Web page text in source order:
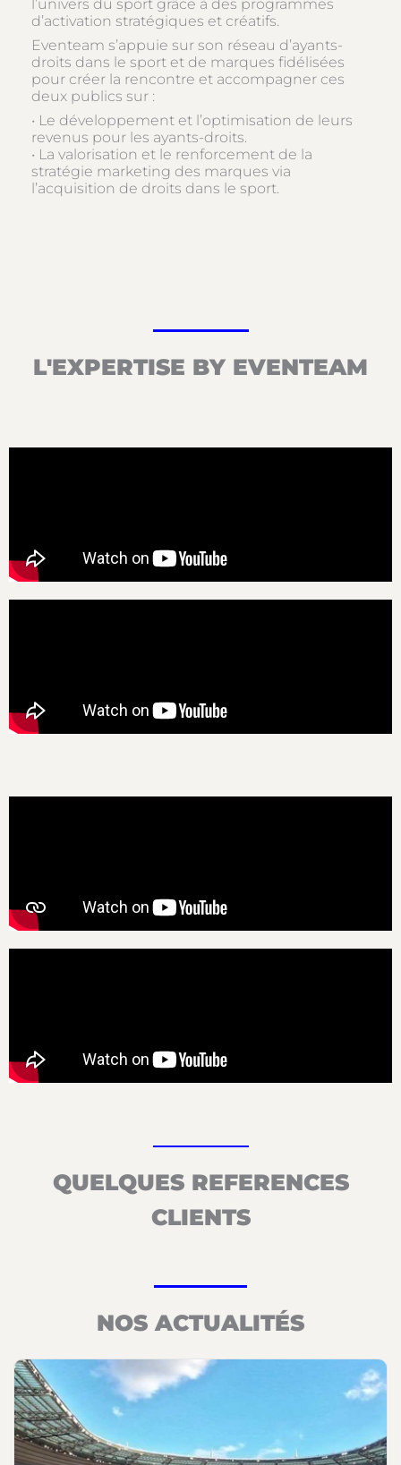
d’activation stratégiques et créatifs.
Eventeam s’appuie sur son réseau d’ayants-
droits dans le sport et de marques fidélisées
pour créer la rencontre et accompagner ces
deux publics sur :
• Le développement et l’optimisation de leurs
revenus pour les ayants-droits.
• La valorisation et le renforcement de la
stratégie marketing des marques via
l’acquisition de droits dans le sport.
L'EXPERTISE BY EVENTEAM
QUELQUES REFERENCES
CLIENTS
NOS ACTUALITÉS